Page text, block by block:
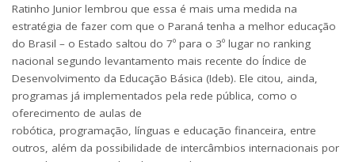
Ratinho Junior lembrou que essa é mais uma medida na
estratégia de fazer com que o Paraná tenha a melhor educação
do Brasil – o Estado saltou do 7º para o 3º lugar no ranking
nacional segundo levantamento mais recente do Índice de
Desenvolvimento da Educação Básica (Ideb). Ele citou, ainda,
programas já implementados pela rede pública, como o
oferecimento de aulas de
robótica, programação, línguas e educação financeira, entre
outros, além da possibilidade de intercâmbios internacionais por